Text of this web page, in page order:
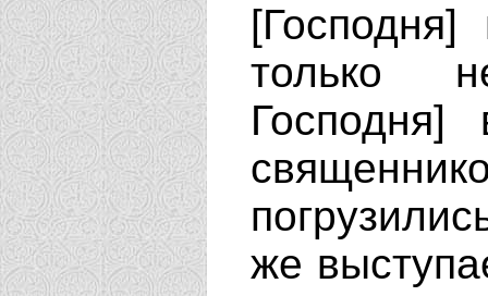
только
же